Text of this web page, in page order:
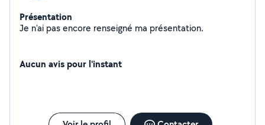
Présentation
Je n'ai pas encore renseigné ma présentation.
Aucun avis pour l'instant